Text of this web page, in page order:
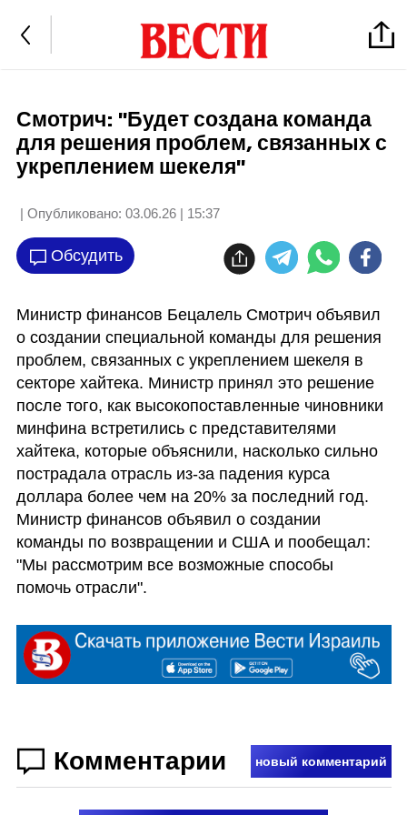
Смотрич: "Будет создана команда
для решения проблем, связанных с
укреплением шекеля"
| Опубликовано: 03.06.26 | 15:37
Обсудить
Министр финансов Бецалель Смотрич объявил
о создании специальной команды для решения
проблем, связанных с укреплением шекеля в
секторе хайтека. Министр принял это решение
после того, как высокопоставленные чиновники
минфина встретились с представителями
хайтека, которые объяснили, насколько сильно
пострадала отрасль из-за падения курса
доллара более чем на 20% за последний год.
Министр финансов объявил о создании
команды по возвращении и США и пообещал:
"Мы рассмотрим все возможные способы
помочь отрасли".
Комментарии новый комментарий